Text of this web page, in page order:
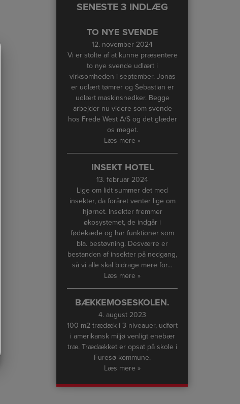
SENESTE 3 INDLÆG
TO NYE SVENDE
12. november 2024
Vi er stolte af at kunne præsentere
to nye svende udlært i
virksomheden i september. Jonas
er udlært tømrer og Sebastian er
udlært maskinsnedker. Begge
arbejder nu videre som svende
hos Frede West A/S og det glæder
os meget.
Læs mere »
INSEKT HOTEL
13. februar 2024
Lige om lidt summer det med
insekter, da foråret venter lige om
hjørnet. Insekter fremmer
økosystemet, de indgår i
fødekæde og har funktioner som
bla. bestøvning. Desværre er
bestanden af insekter på nedgang,
så vi alle skal bidrage mere for…
Læs mere »
BÆKKEMOSESKOLEN.
4. august 2023
100 m2 trædæk i 3 niveauer, udført
i amerikansk miljø venligt enebær
træ. Trædækket er opsat på skole i
Furesø kommune.
Læs mere »